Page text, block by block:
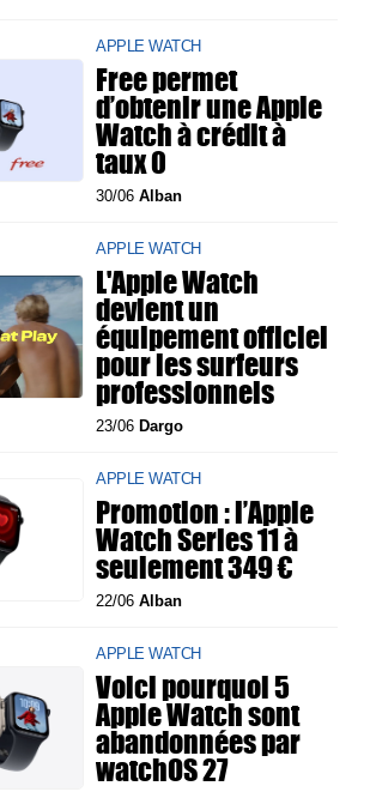
APPLE WATCH
Free permet
d’obtenir une Apple
Watch à crédit à
taux 0
30/06Alban
APPLE WATCH
L'Apple Watch
devient un
équipement officiel
pour les surfeurs
professionnels
23/06Dargo
APPLE WATCH
Promotion : l’Apple
Watch Series 11 à
seulement 349 €
22/06Alban
APPLE WATCH
Voici pourquoi 5
Apple Watch sont
abandonnées par
watchOS 27